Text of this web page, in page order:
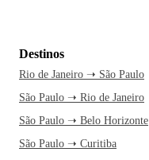
Destinos
Rio de Janeiro ➝ São Paulo
São Paulo ➝ Rio de Janeiro
São Paulo ➝ Belo Horizonte
São Paulo ➝ Curitiba